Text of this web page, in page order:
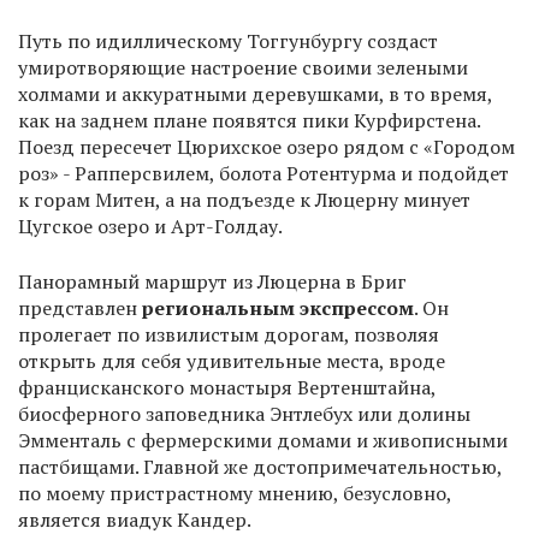
Путь по идиллическому Тоггунбургу создаст
умиротворяющие настроение своими зелеными
холмами и аккуратными деревушками, в то время,
как на заднем плане появятся пики Курфирстена.
Поезд пересечет Цюрихское озеро рядом с «Городом
роз» - Рапперсвилем, болота Ротентурма и подойдет
к горам Митен, а на подъезде к Люцерну минует
Цугское озеро и Арт-Голдау.
Панорамный маршрут из Люцерна в Бриг
представленрегиональным экспрессом. Он
пролегает по извилистым дорогам, позволяя
открыть для себя удивительные места, вроде
францисканского монастыря Вертенштайна,
биосферного заповедника Энтлебух или долины
Эмменталь с фермерскими домами и живописными
пастбищами. Главной же достопримечательностью,
по моему пристрастному мнению, безусловно,
является виадук Кандер.